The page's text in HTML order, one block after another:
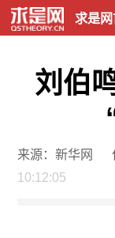
求是
刘伯
来源：新华网
10:12:05